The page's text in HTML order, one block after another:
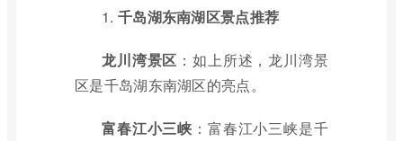
1. 千岛湖东南湖区景点推荐
龙川湾景区 ：如上所述，龙川湾景
区是千岛湖东南湖区的亮点。
富春江小三峡 ：富春江小三峡是千